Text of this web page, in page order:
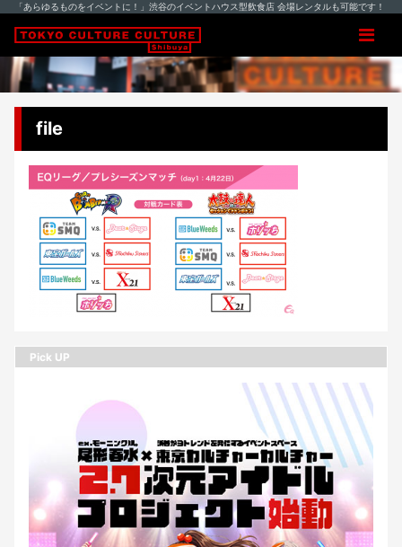
「あらゆるものをイベントに！」渋谷のイベントハウス型飲食店 会場レンタルも可能です！
file
Pick UP